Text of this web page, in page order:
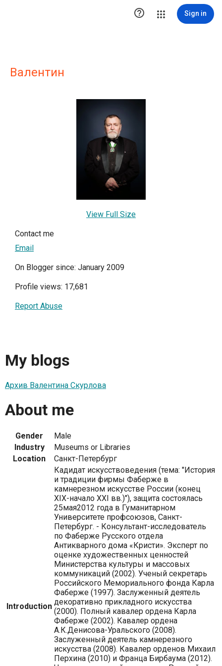
 Sign in
Валентин
View Full Size
Contact me
Email
On Blogger since: January 2009
Profile views: 17,681
Report Abuse
My blogs
Архив Валентина Скурлова
About me
Gender
Male
Industry
Museums or Libraries
Location
Санкт-Петербург
Introduction
Кадидат искусствоведения (тема: "История
и традиции фирмы Фаберже в
камнерезном искусстве России (конец
XIX-начало XXI вв.)"), защита состоялась
25мая2012 года в Гуманитарном
Университете профсоюзов, Санкт-
Петербург. - Консультант-исследователь
по Фаберже Русского отдела
Антикварного дома «Кристи». Эксперт по
оценке художественных ценностей
Министерства культуры и массовых
коммуникаций (2002). Ученый секретарь
Российского Мемориального фонда Карла
Фаберже (1997). Заслуженный деятель
декоративно прикладного искусства
(2000). Полный кавалер ордена Карла
Фаберже (2002). Кавалер ордена
А.К.Денисова-Уральского (2008).
Заслуженный деятель камнерезного
искусства (2008). Кавалер орденов Михаил
Перхина (2010) и Франца Бирбаума (2012).